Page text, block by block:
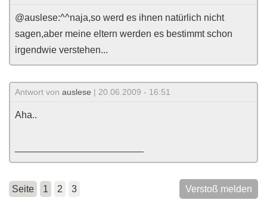
@auslese:^^naja,so werd es ihnen natürlich nicht
sagen,aber meine eltern werden es bestimmt schon
irgendwie verstehen...
Antwort von auslese | 20.06.2009 - 16:51
Aha..
Seite 1 2 3 Verstoß melden